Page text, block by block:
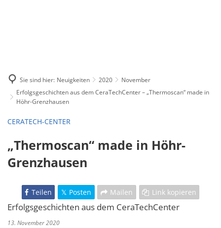
Sie sind hier: Neuigkeiten 2020
November
Erfolgsgeschichten aus dem CeraTechCenter – „Thermoscan“ made in
Höhr-Grenzhausen
CERATECH-CENTER
„Thermoscan“ made in Höhr-
Grenzhausen
Teilen Posten Mailen Link kopieren
Erfolgsgeschichten aus dem CeraTechCenter
13. November 2020